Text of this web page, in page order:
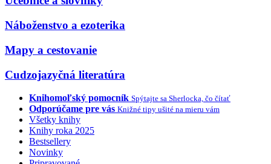
Náboženstvo a ezoterika
Mapy a cestovanie
Cudzojazyčná literatúra
Knihomoľský pomocník Spýtajte sa Sherlocka, čo čítať
Odporúčame pre vás Knižné tipy ušité na mieru vám
Všetky knihy
Knihy roka 2025
Bestsellery
Novinky